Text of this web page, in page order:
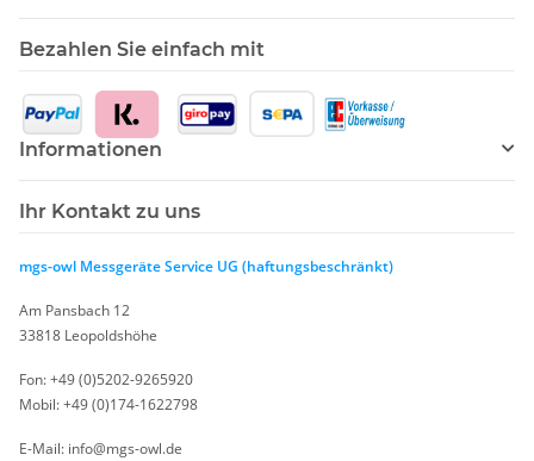
Bezahlen Sie einfach mit
Informationen
Ihr Kontakt zu uns
mgs-owl Messgeräte Service UG (haftungsbeschränkt)
Am Pansbach 12
33818 Leopoldshöhe
Fon: +49 (0)5202-9265920
Mobil: +49 (0)174-1622798
E-Mail: info@mgs-owl.de